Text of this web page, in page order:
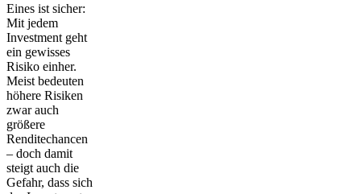
Eines ist sicher:
Mit jedem
Investment geht
ein gewisses
Risiko einher.
Meist bedeuten
höhere Risiken
zwar auch
größere
Renditechancen
– doch damit
steigt auch die
Gefahr, dass sich